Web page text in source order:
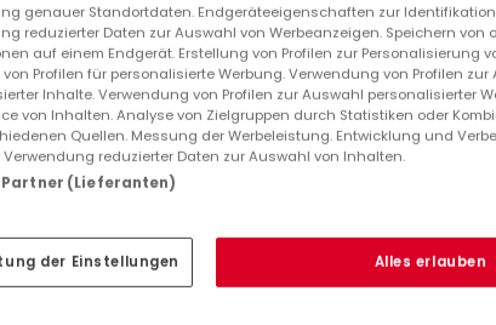
au calme, terrain constructible, plat et clos de 630
A voir sans tarder.
ID
genauer Standortdaten. Endgeräteeigenschaften zur
reduzierter Daten zur Auswahl von Werbeanzeigen. Speichern von
auf einem Endgerät. Erstellung von Profilen zur Personalisierung
Profilen für personalisierte Werbung. Verwendung von Profilen zur
Inhalte. Verwendung von Profilen zur Auswahl personalisierter
von Inhalten. Analyse von Zielgruppen durch Statistiken oder
Quellen. Messung der Werbeleistung. Entwicklung und
Verwendung reduzierter Daten zur Auswahl von Inhalten.
Partner (Lieferanten)
der Einstellungen Alles erlauben